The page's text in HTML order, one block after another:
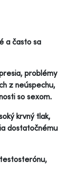
a často sa
problémy
z neúspechu,
so sexom.
krvný tlak,
dostatočnému